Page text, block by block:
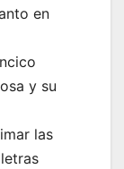
en
y su
las